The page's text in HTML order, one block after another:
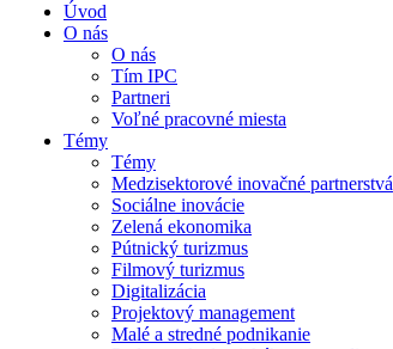
Úvod
O nás
O nás
Tím IPC
Partneri
Voľné pracovné miesta
Témy
Témy
Medzisektorové inovačné partnerstvá
Sociálne inovácie
Zelená ekonomika
Pútnický turizmus
Filmový turizmus
Digitalizácia
Projektový management
Malé a stredné podnikanie